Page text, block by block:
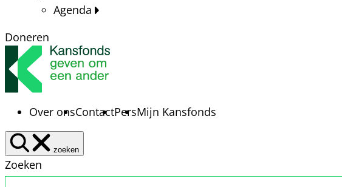
Agenda
Doneren
Over onsContactPersMijn Kansfonds
zoeken
Zoeken